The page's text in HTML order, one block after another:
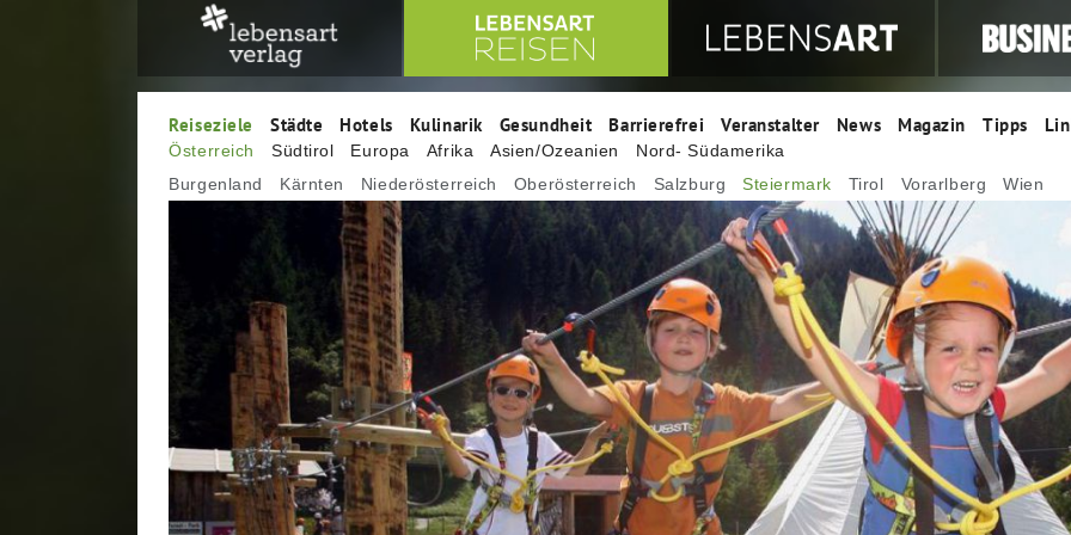
Reiseziele
Österreich
Burgenland
Kärnten Niederösterreich Oberösterreich Salzburg Steiermark Tirol Vorarlberg Wien
Südtirol Europa Afrika Asien/Ozeanien Nord- Südamerika
Städte Hotels Kulinarik Gesundheit Barrierefrei Veranstalter News Magazin Tipps